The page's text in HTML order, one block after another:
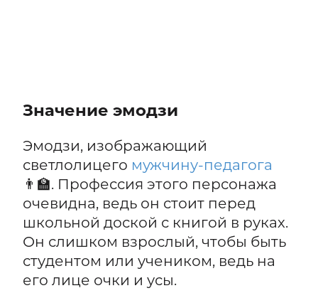
Значение эмодзи
Эмодзи, изображающий
светлолицего мужчину-педагога
👨‍🏫. Профессия этого персонажа
очевидна, ведь он стоит перед
школьной доской с книгой в руках.
Он слишком взрослый, чтобы быть
студентом или учеником, ведь на
его лице очки и усы.